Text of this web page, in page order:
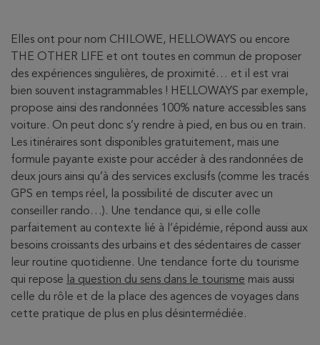
Elles ont pour nom CHILOWE, HELLOWAYS ou encore
THE OTHER LIFE et ont toutes en commun de proposer
des expériences singulières, de proximité… et il est vrai
bien souvent instagrammables ! HELLOWAYS par exemple,
propose ainsi des randonnées 100% nature accessibles sans
voiture. On peut donc s’y rendre à pied, en bus ou en train.
Les itinéraires sont disponibles gratuitement, mais une
formule payante existe pour accéder à des randonnées de
deux jours ainsi qu’à des services exclusifs (comme les tracés
GPS en temps réel, la possibilité de discuter avec un
conseiller rando…). Une tendance qui, si elle colle
parfaitement au contexte lié à l’épidémie, répond aussi aux
besoins croissants des urbains et des sédentaires de casser
leur routine quotidienne. Une tendance forte du tourisme
qui repose
la question du sens dans le tourisme mais aussi
celle du rôle et de la place des agences de voyages dans
cette pratique de plus en plus désintermédiée.